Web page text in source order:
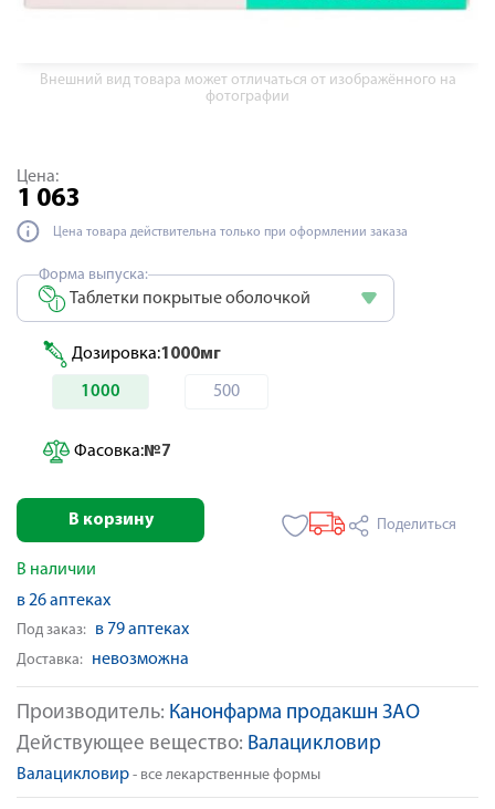
Внешний вид товара может отличаться от изображённого на
фотографии
Производитель: Канонфарма продакшн ЗАО
Действующее вещество: Валацикловир
Валацикловир - все лекарственные формы
Цена:
1 063
Цена товара действительна только при оформлении заказа
Форма выпуска:
Таблетки покрытые оболочкой
Дозировка:1000мг
1000 500
Фасовка:№7
В корзину Поделиться
В наличии
в 26 аптеках
Под заказ: в 79 аптеках
Доставка: невозможна